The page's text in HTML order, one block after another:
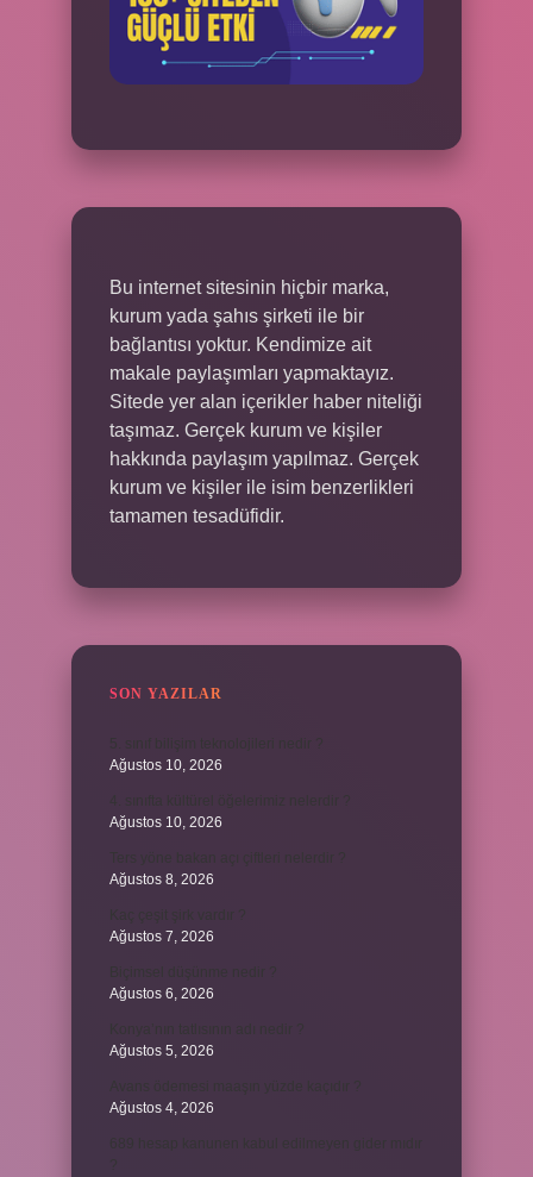
Bu internet sitesinin hiçbir marka,
kurum yada şahıs şirketi ile bir
bağlantısı yoktur. Kendimize ait
makale paylaşımları yapmaktayız.
Sitede yer alan içerikler haber niteliği
taşımaz. Gerçek kurum ve kişiler
hakkında paylaşım yapılmaz. Gerçek
kurum ve kişiler ile isim benzerlikleri
tamamen tesadüfidir.
SON YAZILAR
Ağustos 10, 2026
Ağustos 10, 2026
Ağustos 8, 2026
Ağustos 7, 2026
Ağustos 6, 2026
Ağustos 5, 2026
Ağustos 4, 2026